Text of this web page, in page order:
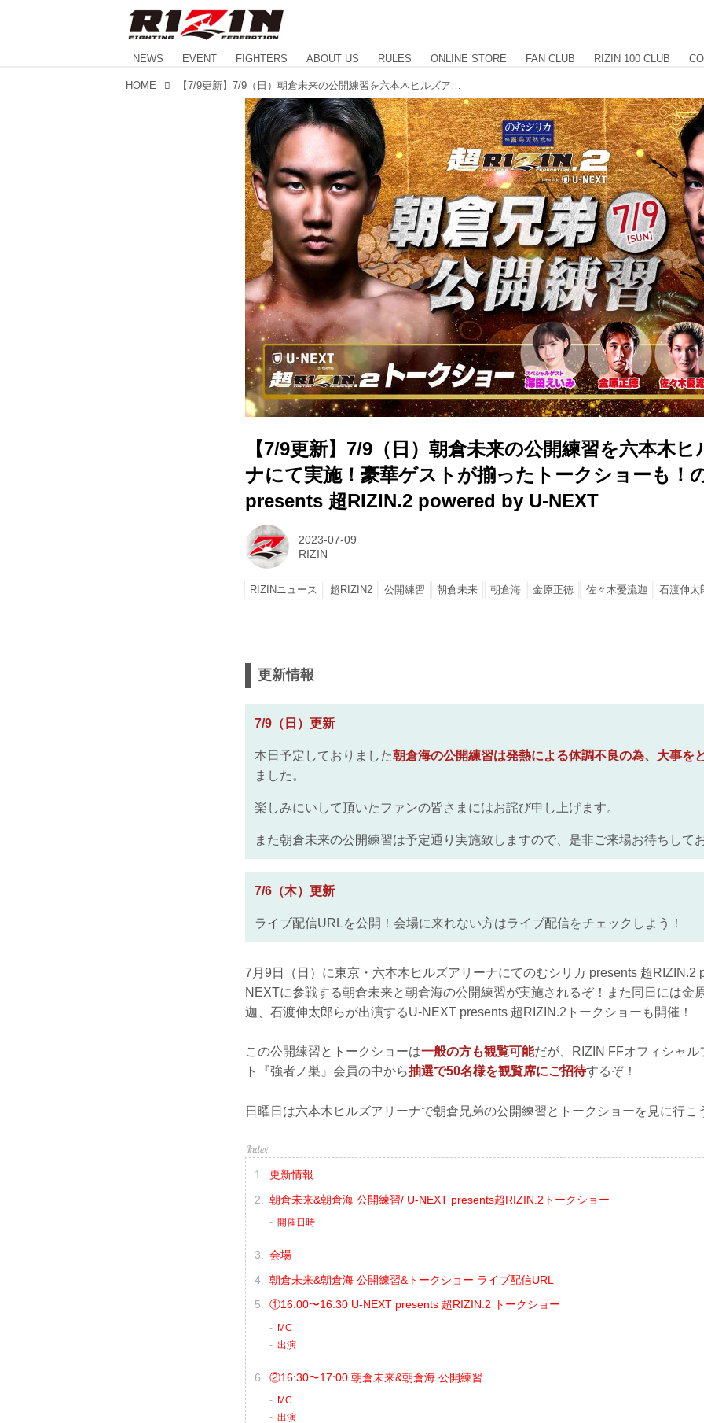
NEWS EVENT FIGHTERS ABOUT US RULES ONLINE STORE FAN CLUB RIZIN 100 CLUB
HOME
【7/9更新】7/9（日）朝倉未来の公開練習を六本木
ナにて実施！豪華ゲストが揃ったトークショーも！
presents 超RIZIN.2 powered by U-NEXT
2023-07-09
RIZIN
RIZINニュース 超RIZIN2 公開練習 朝倉未来 朝倉海 金原正徳 佐々木憂流迦 石渡伸太
更新情報
7/9（日）更新
本日予定しておりました朝倉海の公開練習は発熱による体調不良の為、大事を
ました。
楽しみにいして頂いたファンの皆さまにはお詫び申し上げます。
また朝倉未来の公開練習は予定通り実施致しますので、是非ご来場お待ちして
7/6（木）更新
ライブ配信URLを公開！会場に来れない方はライブ配信をチェックしよう！
7月9日（日）に東京・六本木ヒルズアリーナにてのむシリカ presents 超RIZIN.2
NEXTに参戦する朝倉未来と朝倉海の公開練習が実施されるぞ！また同日には金
迦、石渡伸太郎らが出演するU-NEXT presents 超RIZIN.2トークショーも開催！
この公開練習とトークショーは一般の方も観覧可能だが、RIZIN FFオフィシャル
ト『強者ノ巣』会員の中から抽選で50名様を観覧席にご招待するぞ！
日曜日は六本木ヒルズアリーナで朝倉兄弟の公開練習とトークショーを見に行こ
更新情報
朝倉未来&朝倉海 公開練習/ U-NEXT presents超RIZIN.2トークショー
開催日時
会場
朝倉未来&朝倉海 公開練習&トークショー ライブ配信URL
①16:00〜16:30 U-NEXT presents 超RIZIN.2 トークショー
MC
出演
②16:30〜17:00 朝倉未来&朝倉海 公開練習
MC
出演